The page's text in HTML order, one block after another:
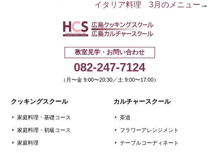
イタリア料理 3月のメニュー →
教室見学・お問い合わせ
082-247-7124
（月〜金 9:00〜20:30／土 9:00〜17:00）
クッキングスクール
家庭料理・基礎コース
家庭料理・初級コース
家庭料理
カルチャースクール
茶道
フラワーアレンジメント
テーブルコーディネート